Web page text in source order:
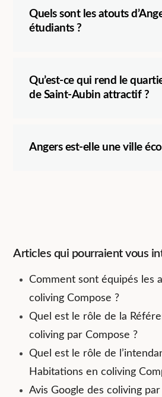
Quels sont les atouts
étudiants ?
Qu’est-ce qui rend le
de Saint-Aubin attractif ?
Angers est-elle une ville
Articles qui pourraient vous
Comment sont équipés les
coliving Compose ?
Quel est le rôle de la
coliving par Compose ?
Quel est le rôle de
Habitations en coliving
Avis Google des coliving